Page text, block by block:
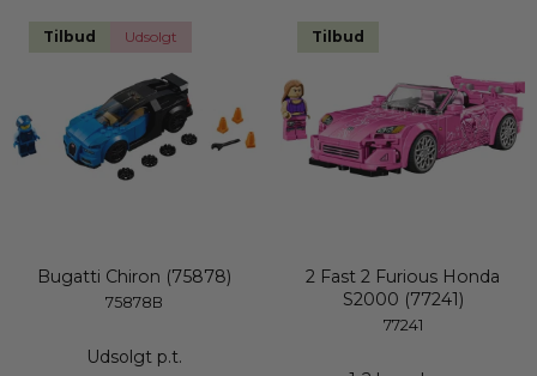
Tilbud Udsolgt
Bugatti Chiron (75878)
75878B
Udsolgt p.t.
Tilbud
2 Fast 2 Furious Honda
S2000 (77241)
77241